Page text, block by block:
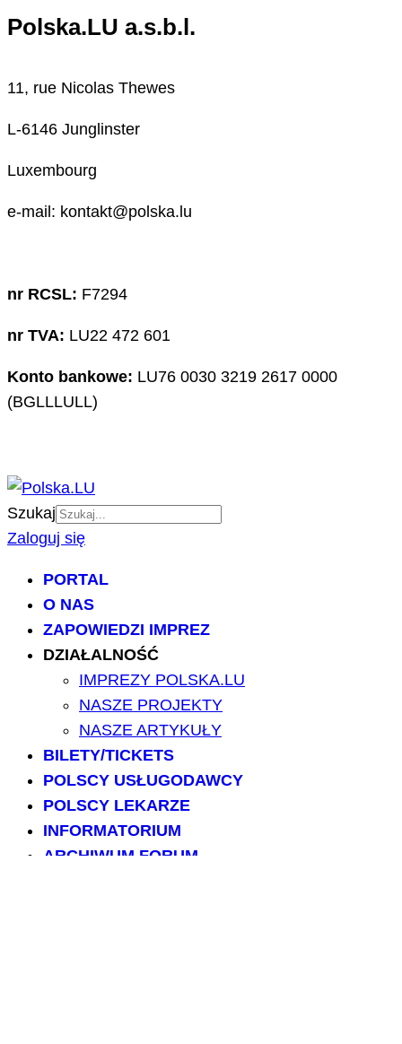
Polska.LU a.s.b.l.
11, rue Nicolas Thewes
L-6146 Junglinster
Luxembourg
e-mail: kontakt@polska.lu
nr RCSL: F7294
nr TVA: LU22 472 601
Konto bankowe: LU76 0030 3219 2617 0000
(BGLLLULL)
Szukaj
Zaloguj się
PORTAL
O NAS
ZAPOWIEDZI IMPREZ
DZIAŁALNOŚĆ
IMPREZY POLSKA.LU
NASZE PROJEKTY
NASZE ARTYKUŁY
BILETY/TICKETS
POLSCY USŁUGODAWCY
POLSCY LEKARZE
INFORMATORIUM
ARCHIWUM FORUM